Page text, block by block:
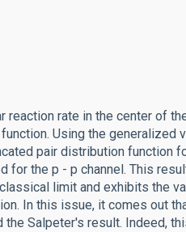
reaction rate in the center of
Using the generalized
pair distribution function
for the p - p channel. This
limit and exhibits the
In this issue, it comes out
Salpeter's result. Indeed,